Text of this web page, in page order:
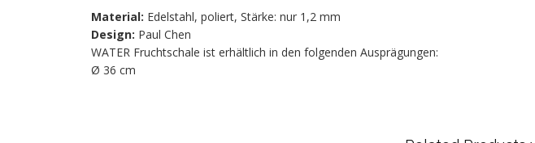
Material: Edelstahl, poliert, Stärke: nur 1,2 mm
Design: Paul Chen
WATER Fruchtschale ist erhältlich in den folgenden Ausprägungen:
Ø 36 cm